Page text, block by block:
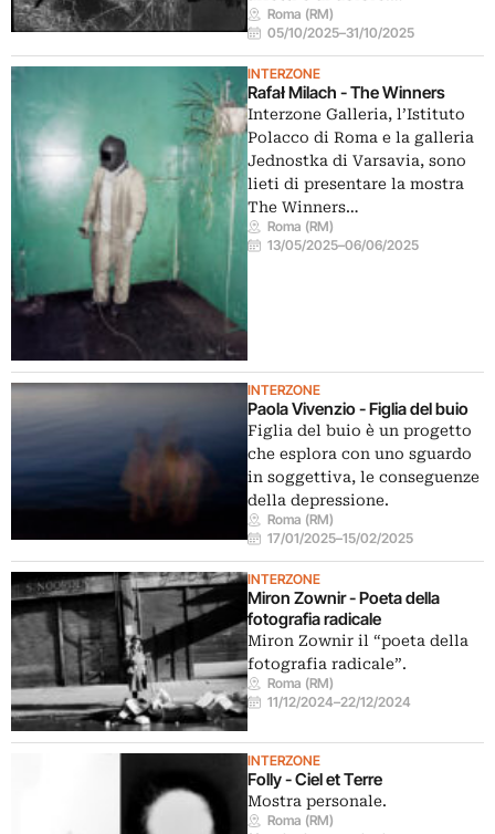
Roma (RM)
05/10/2025–31/10/2025
INTERZONE
Rafał Milach - The Winners
Interzone Galleria, l’Istituto
Polacco di Roma e la galleria
Jednostka di Varsavia, sono
lieti di presentare la mostra
The Winners…
Roma (RM)
13/05/2025–06/06/2025
INTERZONE
Paola Vivenzio - Figlia del buio
Figlia del buio è un progetto
che esplora con uno sguardo
in soggettiva, le conseguenze
della depressione.
Roma (RM)
17/01/2025–15/02/2025
INTERZONE
Miron Zownir - Poeta della
fotografia radicale
Miron Zownir il “poeta della
fotografia radicale”.
Roma (RM)
11/12/2024–22/12/2024
INTERZONE
Folly - Ciel et Terre
Mostra personale.
Roma (RM)